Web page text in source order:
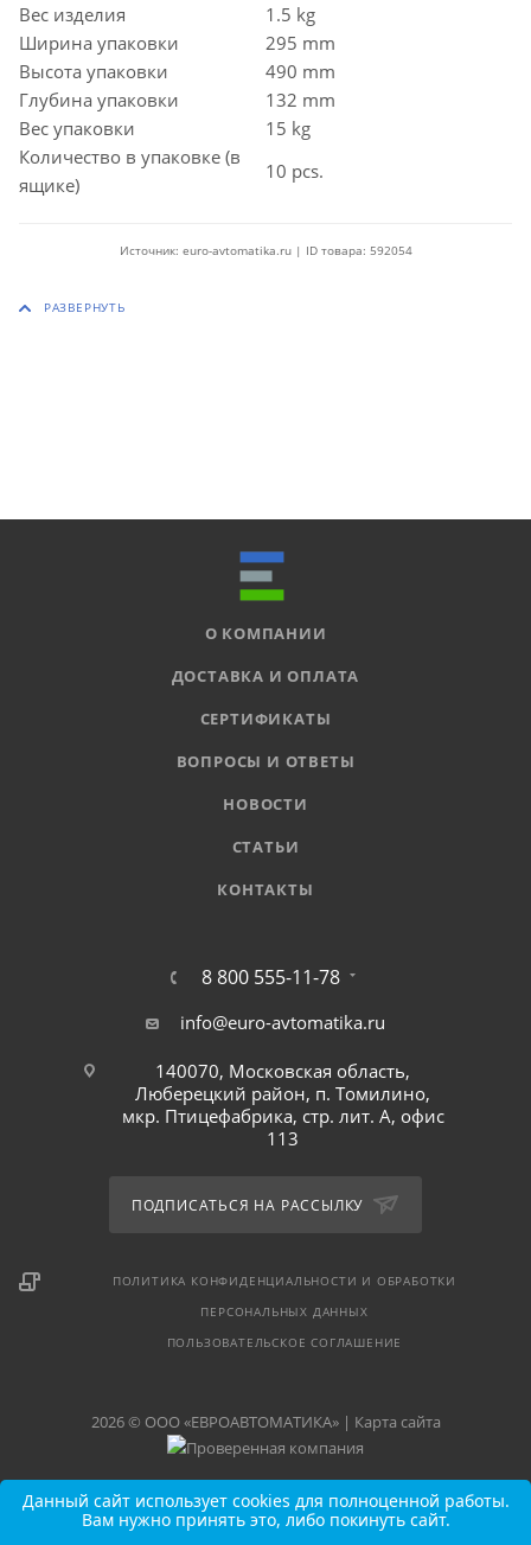
Вес изделия
1.5 kg
Ширина упаковки
295 mm
Высота упаковки
490 mm
Глубина упаковки
132 mm
Вес упаковки
15 kg
Количество в упаковке (в
ящике)
10 pcs.
Источник: euro-avtomatika.ru | ID товара: 592054
О КОМПАНИИ
ДОСТАВКА И ОПЛАТА
СЕРТИФИКАТЫ
ВОПРОСЫ И ОТВЕТЫ
НОВОСТИ
СТАТЬИ
КОНТАКТЫ
8 800 555-11-78
info@euro-avtomatika.ru
140070, Московская область,
Люберецкий район, п. Томилино,
мкр. Птицефабрика, стр. лит. А, офис
113
ПОДПИСАТЬСЯ НА РАССЫЛКУ
ПОЛИТИКА КОНФИДЕНЦИАЛЬНОСТИ И ОБРАБОТКИ
ПЕРСОНАЛЬНЫХ ДАННЫХ
ПОЛЬЗОВАТЕЛЬСКОЕ СОГЛАШЕНИЕ
2026 © ООО «ЕВРОАВТОМАТИКА» | Карта сайта
Данный сайт использует cookies для полноценной работы.
Вам нужно принять это, либо покинуть сайт.